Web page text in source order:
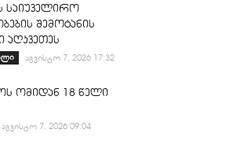
საიუველირო
შემოტანის
აღკვეთეს
აგვისტო 7, 2026 17:32
ომიდან 18 წელი
აგვისტო 7, 2026 09:04